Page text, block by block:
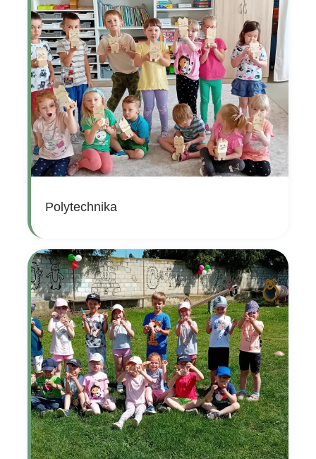
Polytechnika